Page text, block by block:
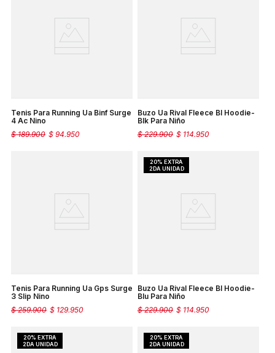
Tenis Para Running Ua Binf Surge
4 Ac Nino
$ 94.950
$ 189.900
Buzo Ua Rival Fleece Bl Hoodie-
Blk Para Niño
$ 114.950
$ 229.900
Tenis Para Running Ua Gps Surge
3 Slip Nino
$ 129.950
$ 259.900
Buzo Ua Rival Fleece Bl Hoodie-
Blu Para Niño
$ 114.950
$ 229.900